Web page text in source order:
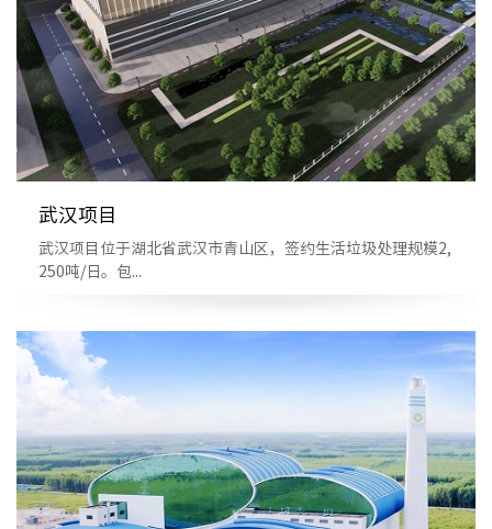
武汉项目
武汉项目位于湖北省武汉市青山区，签约生活垃圾处理规模2,
250吨/日。包...